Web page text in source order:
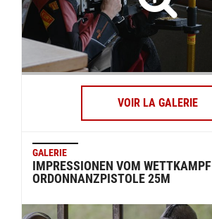
VOIR LA GALERIE
GALERIE
IMPRESSIONEN VOM WETTKAMPF
ORDONNANZPISTOLE 25M